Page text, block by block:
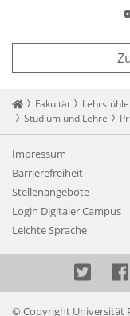
Startseite
Fakultät
Studium und Lehre
Impressum
Barrierefreiheit
Stellenangebote
Login Digitaler Campus
Leichte Sprache
© Copyright Universität